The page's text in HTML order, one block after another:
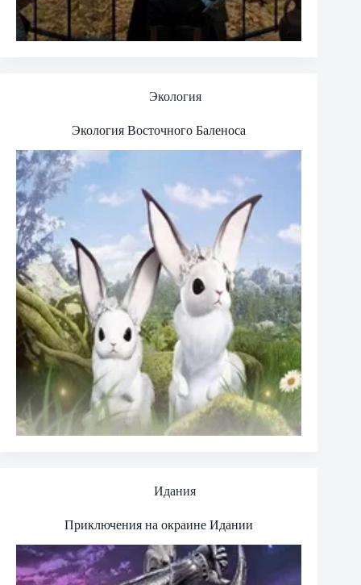
Экология
Экология Восточного Баленоса
Идания
Приключения на окраине Идании